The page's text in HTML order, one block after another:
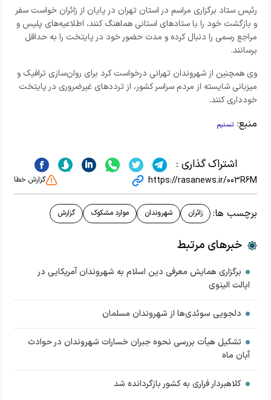
رئیس ستاد برگزاری مراسم در استان تهران در پایان از زائران خواست سفر
و بازگشت خود را با ستادهای استانی هماهنگ کنند، اطلاعیه‌های پلیس و
مراجع رسمی را دنبال کرده و مدت حضور خود در پایتخت را به حداقل
برسانند.
وی همچنین از شهروندان تهرانی درخواست کرد برای روان‌سازی ترافیک و
میزبانی شایسته از مردم سراسر کشور، از ترددهای غیرضروری در پایتخت
خودداری کنند.
منبع: تسنیم
اشتراک گذاری :
https://rasanews.ir/003R6M گزارش خطا
برچسب ها: زائران شهروندان موارد مشکوک گزارش
خبرهای مرتبط
برگزاری همایش معرفی دین اسلام به شهروندان آمریکایی در
ایالت الینوی
دلجویی سوئدی‌ها از شهروندان مسلمان
تشکیل هیأت بررسی نحوه جبران خسارات شهروندان در حوادث
آبان ماه
کلاهبردار فراری به کشور بازگردانده شد